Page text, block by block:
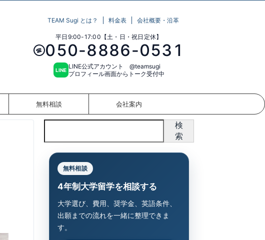
TEAM Sugi とは？ 料金表 会社概要・沿革
平日9:00-17:00【土・日・祝日定休】
☎ 050-8886-0531
LINE LINE公式アカウント @teamsugi
プロフィール画面からトーク受付中
無料相談 会社案内
検
索
無料相談
4年制大学留学を相談する
大学選び、費用、奨学金、英語条件、
出願までの流れを一緒に整理できま
す。